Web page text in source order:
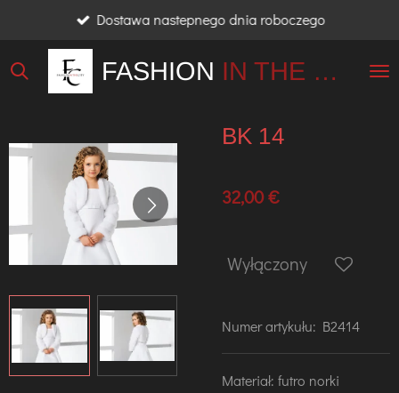
głównej
FASHION IN THE CITY
Dostawa nastepnego dnia roboczego
BK 14
32,00 €
Wyłączony
Numer artykułu: B2414
Materiał: futro norki